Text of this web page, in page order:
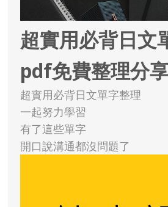
超實用必背日文
pdf免費整理分
超實用必背日文單字整理
一起努力學習
有了這些單字
開口說溝通都沒問題了